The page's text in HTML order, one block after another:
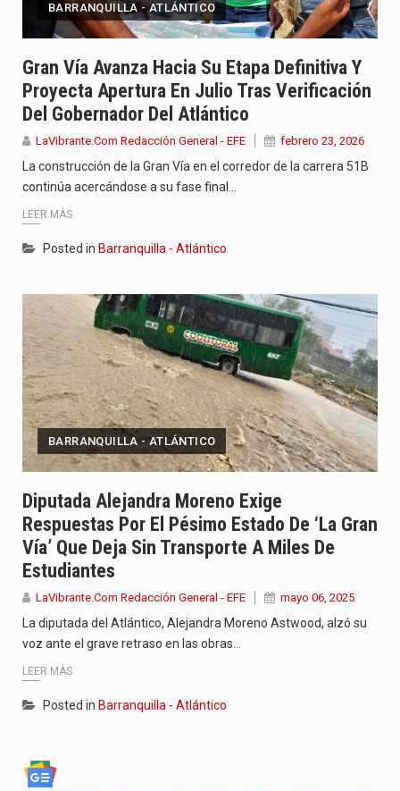
El presidente electo Abelardo de la Espriella aseguró que durante…
Con el inicio del gobierno de Abelardo de la Espriella,…
Abelardo de la Espriella comenzó su Gobierno con uno de…
Las autoridades sanitarias de Francia y España mantienen bajo vigilancia…
BARRANQUILLA - ATLÁNTICO
Gran Vía Avanza Hacia Su Etapa Definitiva Y
Proyecta Apertura En Julio Tras Verificación
Del Gobernador Del Atlántico
LaVibrante.Com Redacción General - EFE febrero 23, 2026
La construcción de la Gran Vía en el corredor de la carrera 51B
continúa acercándose a su fase final…
LEER MÁS
Posted in Barranquilla - Atlántico
BARRANQUILLA - ATLÁNTICO
Diputada Alejandra Moreno Exige
Respuestas Por El Pésimo Estado De ‘La Gran
Vía’ Que Deja Sin Transporte A Miles De
Estudiantes
LaVibrante.Com Redacción General - EFE mayo 06, 2025
La diputada del Atlántico, Alejandra Moreno Astwood, alzó su
voz ante el grave retraso en las obras…
LEER MÁS
Posted in Barranquilla - Atlántico